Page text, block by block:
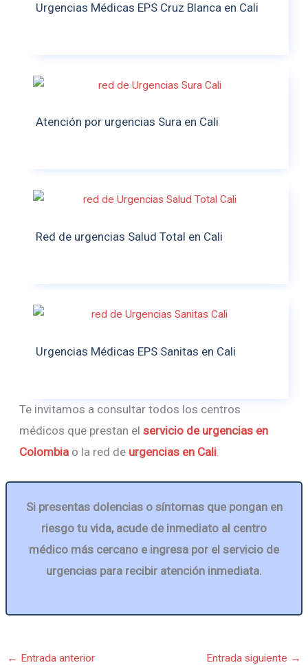
Urgencias Médicas EPS Cruz Blanca en Cali
Atención por urgencias Sura en Cali
Red de urgencias Salud Total en Cali
Urgencias Médicas EPS Sanitas en Cali
Te invitamos a consultar todos los centros
médicos que prestan elservicio de urgencias en
Colombia o la red de urgencias en Cali
Si presentas dolencias o síntomas que pongan en
riesgo tu vida, acude de inmediato al centro
médico más cercano e ingresa por el servicio de
urgencias para recibir atención inmediata.
← Entrada anterior Entrada siguiente →